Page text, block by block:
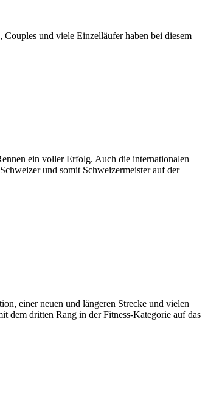
und viele Einzelläufer haben bei diesem
ein voller Erfolg. Auch die internationalen
und somit Schweizermeister auf der
einer neuen und längeren Strecke und vielen
dem dritten Rang in der Fitness-Kategorie auf das